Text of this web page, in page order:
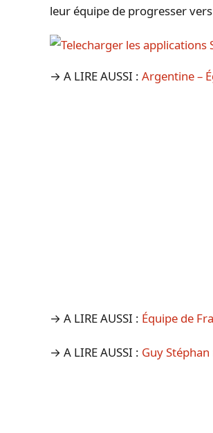
leur équipe de progresser
→ A LIRE AUSSI : Argentine –
→ A LIRE AUSSI : Équipe de
→ A LIRE AUSSI : Guy